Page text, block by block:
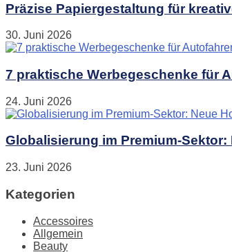
Präzise Papiergestaltung für
30. Juni 2026
7 praktische Werbegeschenke für
24. Juni 2026
Globalisierung im Premium-
23. Juni 2026
Kategorien
Accessoires
Allgemein
Beauty